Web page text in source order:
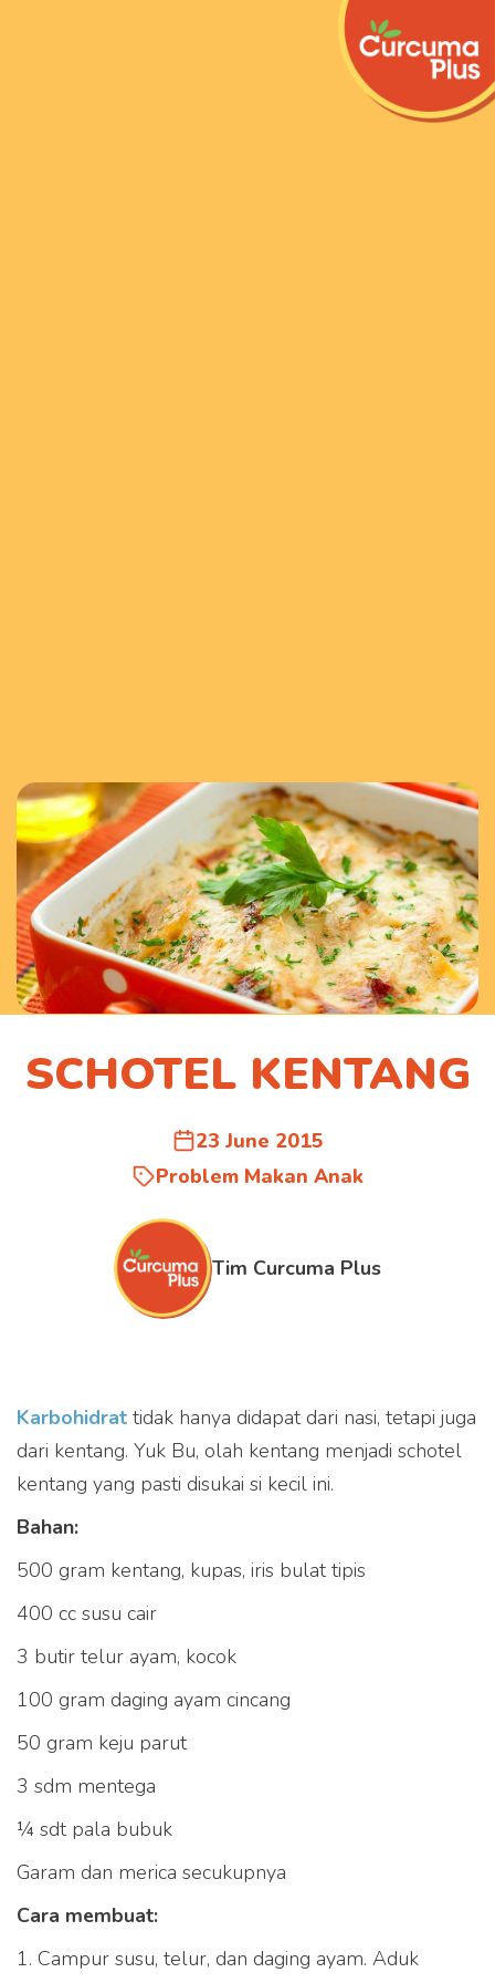
SCHOTEL KENTANG
23 June 2015
Problem Makan Anak
Tim Curcuma Plus
Karbohidrat tidak hanya didapat dari nasi, tetapi juga
dari kentang. Yuk Bu, olah kentang menjadi schotel
kentang yang pasti disukai si kecil ini.
Bahan:
500 gram kentang, kupas, iris bulat tipis
400 cc susu cair
3 butir telur ayam, kocok
100 gram daging ayam cincang
50 gram keju parut
3 sdm mentega
¼ sdt pala bubuk
Garam dan merica secukupnya
Cara membuat:
1. Campur susu, telur, dan daging ayam. Aduk